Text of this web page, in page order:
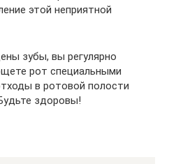
этой неприятной
зубы, вы регулярно
рот специальными
в ротовой полости
здоровы!